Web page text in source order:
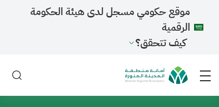
موقع حكومي مسجل لدى هيئة الحكومة
الرقمية
كيف تتحقق؟